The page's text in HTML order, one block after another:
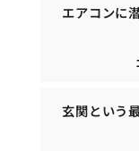
エアコンに
玄関という